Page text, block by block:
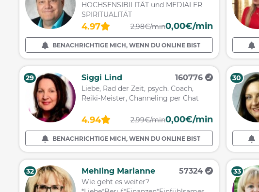
HOCHSENSIBILITÄT und MEDIALER
SPIRITUALITÄT
4.97 2,98€/min0,00€/min
BENACHRICHTIGE MICH, WENN DU ONLINE BIST
29 Siggi Lind 160776
Liebe, Rad der Zeit, psych. Coach,
Reiki-Meister, Channeling per Chat
4.94 2,99€/min0,00€/min
BENACHRICHTIGE MICH, WENN DU ONLINE BIST
30
32 Mehling Marianne 57324
Wie geht es weiter?
33